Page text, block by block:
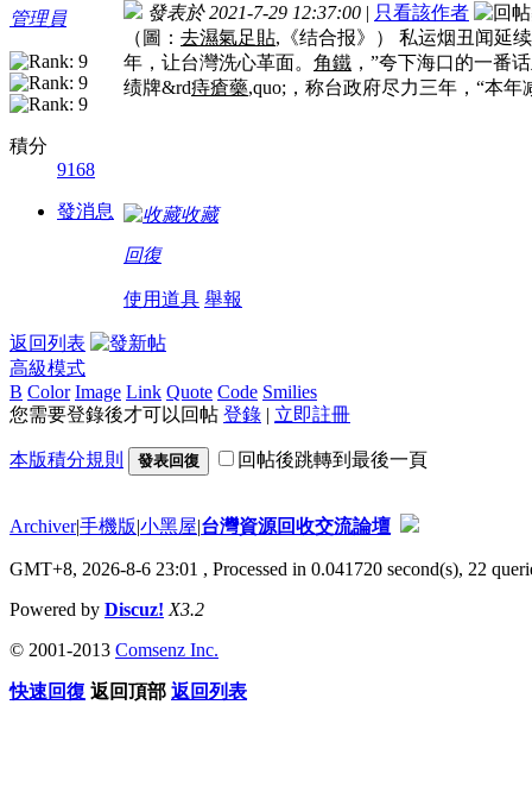
管理員
積分
9168
發消息
發表於 2021-7-29 12:37:00 | 只看該作者
（圖： 去濕氣足貼,《结合报》） 私运烟丑闻延
年，让台灣洗心革面。 角鐵 ，”夸下海口的一番
绩牌&rd痔瘡藥,quo;，称台政府尽力三年，“本
收藏
回復
使用道具 舉報
返回列表
高級模式
B Color Image Link Quote Code Smilies
您需要登錄後才可以回帖 登錄 | 立即註冊
本版積分規則 發表回復 回帖後跳轉到最後一頁
Archiver|手機版|小黑屋|台灣資源回收交流論壇
GMT+8, 2026-8-6 23:01 , Processed in 0.041720 second(s), 22
Powered by Discuz! X3.2
© 2001-2013 Comsenz Inc.
快速回復 返回頂部 返回列表